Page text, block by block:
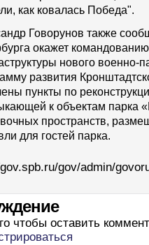
как ковалась Победа".
Говорунов также
окажет
нового военно-
развития
пункты по
к объектам парка
пространств,
для гостей парка.
gov/admin/
чтобы оставить